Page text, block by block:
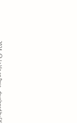
SKlié sro